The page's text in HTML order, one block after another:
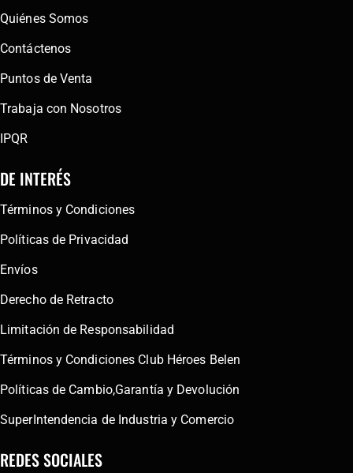
Quiénes Somos
Contáctenos
Puntos de Venta
Trabaja con Nosotros
IPQR
DE INTERÉS
Términos y Condiciones
Políticas de Privacidad
Envíos
Derecho de Retracto
Limitación de Responsabilidad
Términos y Condiciones Club Héroes Belen
Políticas de Cambio,Garantía y Devolución
SuperIntendencia de Industria y Comercio
REDES SOCIALES